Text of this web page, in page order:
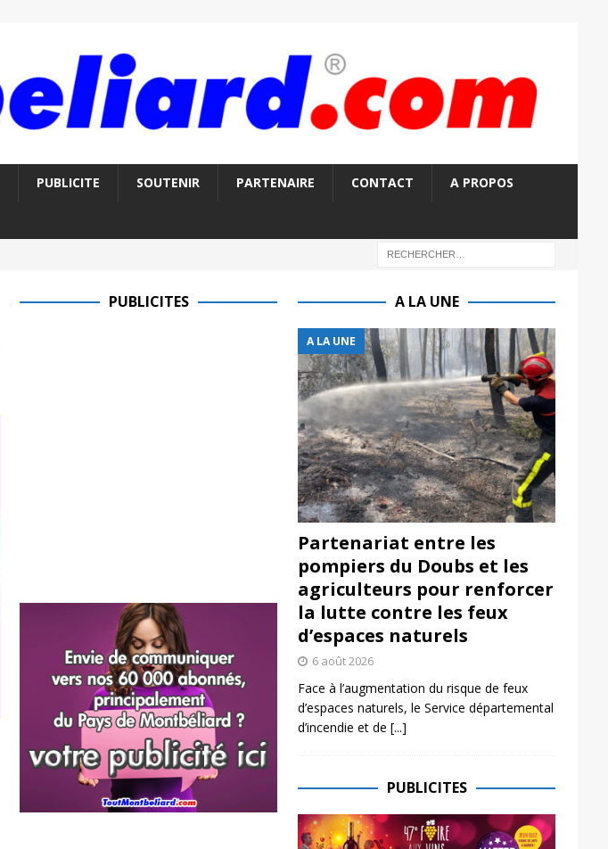
PUBLICITE SOUTENIR PARTENAIRE CONTACT A PROPOS
PUBLICITES A LA UNE
A LA UNE
Partenariat entre les
pompiers du Doubs et les
agriculteurs pour renforcer
la lutte contre les feux
d’espaces naturels
6 août 2026
Face à l’augmentation du risque de feux
d’espaces naturels, le Service départemental
d’incendie et de [...]
PUBLICITES